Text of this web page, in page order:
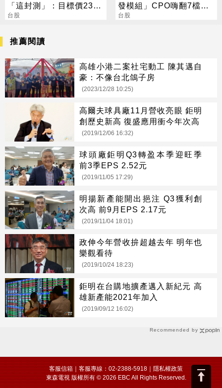
「這封測」：目標價230
元
台股
發模組」CPO嗨翻7檔攻
漲停
台股
Recommended by
推薦閱讀
高雄小港二案社宅動工 陳其邁自
豪：不像台北鴿子房
(2023/12/28 10:25)
高爾夫球具廠11月營收亮眼 鉅明
創歷史新高 復盛應用衝今年次高
(2019/12/06 16:32)
球頭廠鉅明Q3轉盈本季迎旺季
前3季EPS 2.52元
(2019/11/05 17:29)
明揚新產能開出挹注 Q3獲利創
次高 前9月EPS 2.17元
(2019/11/04 18:01)
政伸今年營收拚超越去年 明年也
樂觀看待
(2019/10/24 18:23)
鉅明在台購地擴產邁入新紀元 高
雄新產能2021年加入
(2019/09/12 16:02)
客服信箱｜客服專線：02-2388-5918｜隱私權政策
東森電視 版權所有 © 2026 EBC All Rights Reserved.